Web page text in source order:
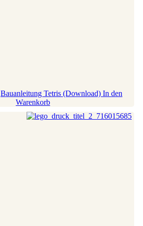
Bauanleitung Tetris (Download) In den
Warenkorb